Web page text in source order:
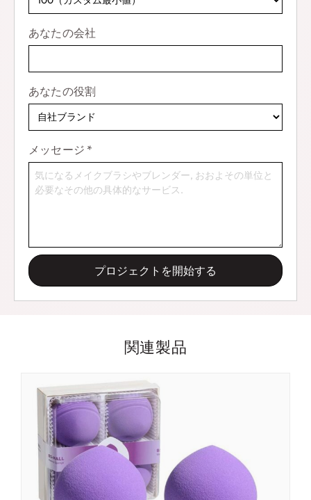
あなたの会社
あなたの役割
メッセージ *
プロジェクトを開始する
関連製品